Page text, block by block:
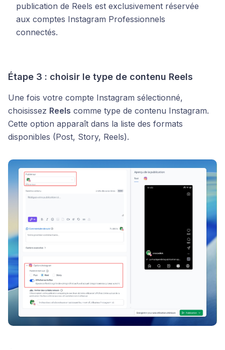
publication de Reels est exclusivement réservée
aux comptes Instagram Professionnels
connectés.
Étape 3 : choisir le type de contenu Reels
Une fois votre compte Instagram sélectionné,
choisissez Reels comme type de contenu Instagram.
Cette option apparaît dans la liste des formats
disponibles (Post, Story, Reels).